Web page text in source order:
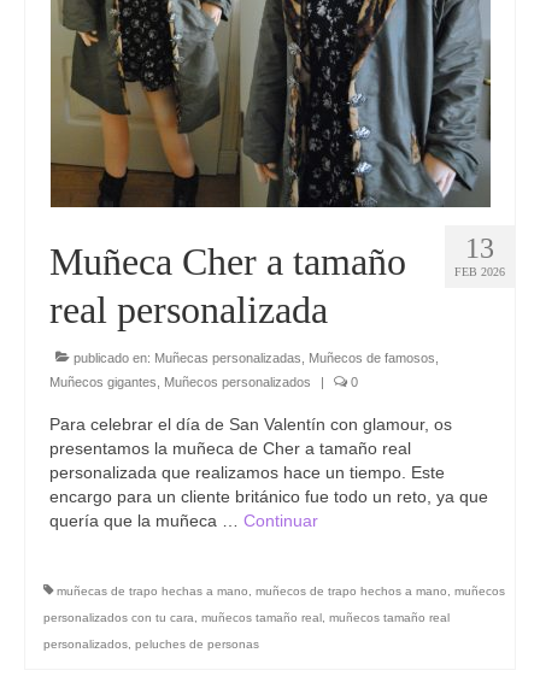
Marionetas
BLOG
13
FEB 2026
Muñeca Cher a tamaño
real personalizada
publicado en: Muñecas personalizadas Muñecos de famosos
Muñecos gigantes
Muñecos personalizados | 0
Para celebrar el día de San Valentín con glamour, os
presentamos la muñeca de Cher a tamaño real
personalizada que realizamos hace un tiempo. Este
encargo para un cliente británico fue todo un reto, ya que
quería que la muñeca … Continuar
muñecas de trapo hechas a mano muñecos de trapo hechos a mano
muñecos
personalizados con tu cara
muñecos tamaño real muñecos tamaño real
personalizados peluches de personas